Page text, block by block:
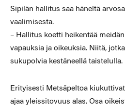
Sipilän hallitus saa häneltä
vaalimisesta.
– Hallitus koetti heikentää
vapauksia ja oikeuksia. Niitä,
sukupolvia kestäneellä taistelulla.
Erityisesti Metsäpeltoa
ajaa yleissitovuus alas. Osa